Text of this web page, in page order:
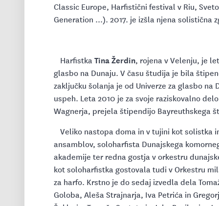
Classic Europe, Harfistični festival v Riu,
Generation ...). 2017. je izšla njena solistična
HarfistkaTina Žerdin, rojena v Velenju, je
glasbo na Dunaju. V času študija je bila
zaključku šolanja je od Univerze za glasbo
uspeh. Leta 2010 je za svoje raziskovalno
Wagnerja, prejela štipendijo Bayreuthskega
Veliko nastopa doma in v tujini kot solistka
ansamblov, soloharfista Dunajskega
akademije ter redna gostja v orkestru
kot soloharfistka gostovala tudi v Orkestru
za harfo. Krstno je do sedaj izvedla dela
Goloba, Aleša Strajnarja, Iva Petrića in